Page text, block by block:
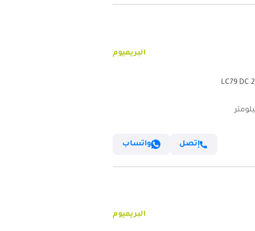
البريميوم
إتصل واتساب
البريميوم